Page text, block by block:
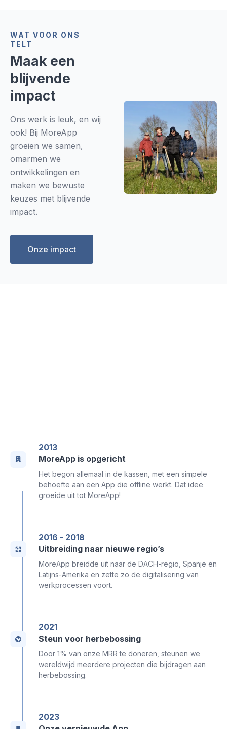
WAT VOOR ONS
TELT
Maak een
blijvende
impact
Ons werk is leuk, en wij
ook! Bij MoreApp
groeien we samen,
omarmen we
ontwikkelingen en
maken we bewuste
keuzes met blijvende
impact.
Onze impact
2013
MoreApp is opgericht
Het begon allemaal in de kassen, met een simpele
behoefte aan een App die offline werkt. Dat idee
groeide uit tot MoreApp!
2016 - 2018
Uitbreiding naar nieuwe regio’s
MoreApp breidde uit naar de DACH-regio, Spanje en
Latijns-Amerika en zette zo de digitalisering van
werkprocessen voort.
2021
Steun voor herbebossing
Door 1% van onze MRR te doneren, steunen we
wereldwijd meerdere projecten die bijdragen aan
herbebossing.
2023